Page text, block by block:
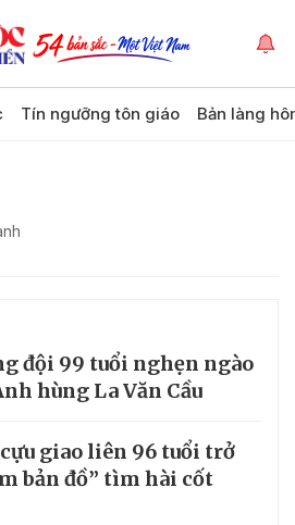
Tín ngưỡng tôn giáo Bản làng
đội 99 tuổi nghẹn ngào
hùng La Văn Cầu
giao liên 96 tuổi trở
bản đồ” tìm hài cốt